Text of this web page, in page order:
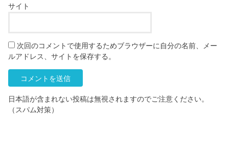
サイト
次回のコメントで使用するためブラウザーに自分の名前、メー
ルアドレス、サイトを保存する。
日本語が含まれない投稿は無視されますのでご注意ください。
（スパム対策）